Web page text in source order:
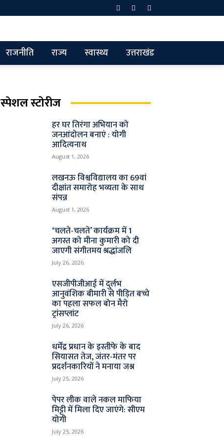
राजनीति राज्य स्वास्थ्य उत्तराखंड
स्पेशल स्टोरीज
हर घर तिरंगा अभियान को
जनआंदोलन बनाएं : योगी
आदित्यनाथ
August 1, 2026
लखनऊ विश्वविद्यालय का 69वां
दीक्षांत समारोह भव्यता के साथ
संपन्न
August 1, 2026
‘चलते-चलते’ कार्यक्रम में 1
अगस्त को मीना कुमारी को दी
जाएगी संगीतमय श्रद्धांजलि
July 26, 2026
एसजीपीजीआई में दुर्लभ
आनुवंशिक बीमारी से पीड़ित बच्चे
का पहला सफल बोन मैरो
ट्रांसप्लांट
July 26, 2026
धर्मेंद्र प्रधान के इस्तीफे के बाद
सियासत तेज, जंतर-मंतर पर
प्रदर्शनकारियों ने मनाया जश्न
July 25, 2026
पेपर लीक वाले नकल माफिया
मिट्टी में मिला दिए जाएंगे: सीएम
योगी
July 25, 2026